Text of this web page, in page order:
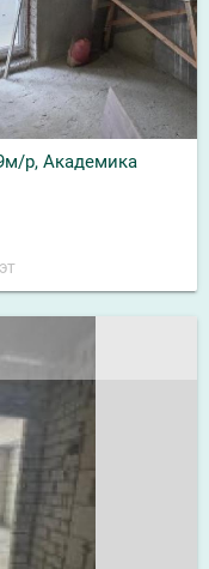
р, Академика